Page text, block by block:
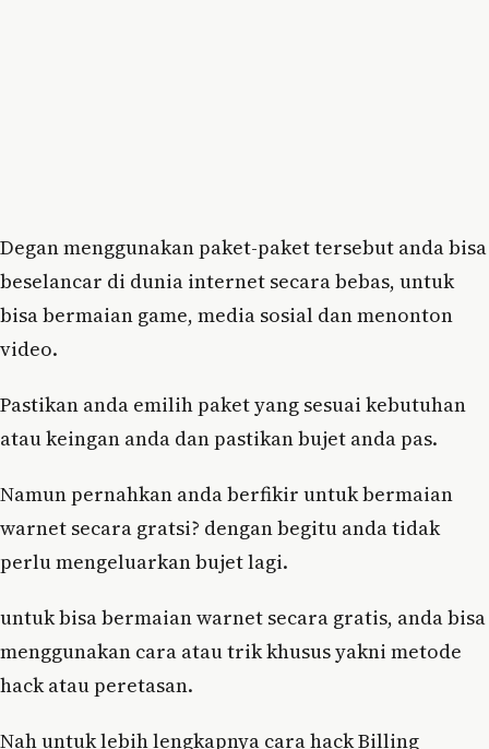
Degan menggunakan paket-paket tersebut anda bisa
beselancar di dunia internet secara bebas, untuk
bisa bermaian game, media sosial dan menonton
video.
Pastikan anda emilih paket yang sesuai kebutuhan
atau keingan anda dan pastikan bujet anda pas.
Namun pernahkan anda berfikir untuk bermaian
warnet secara gratsi? dengan begitu anda tidak
perlu mengeluarkan bujet lagi.
untuk bisa bermaian warnet secara gratis, anda bisa
menggunakan cara atau trik khusus yakni metode
hack atau peretasan.
Nah untuk lebih lengkapnya cara hack Billing